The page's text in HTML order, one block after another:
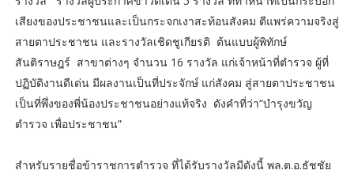
เสียงของประชาชนและเป็นกระจกเงาสะท้อนสังคม ตีแพร่ความจริงสู่
สายตาประชาชน และรางวัลเชิดชูเกียรติ ต้นแบบผู้พิทักษ์
สันติราษฎร์ สาขาต่างๆ จำนวน 16 รางวัล แก่เจ้าหน้าที่ตำรวจ ผู้ที่
ปฏิบัติงานดีเด่น มีผลงานเป็นที่ประจักษ์ แก่สังคม สู่สายตาประชาชน
เป็นที่พึ่งของพี่น้องประชาชนอย่างแท้จริง ดังคำที่ว่า“บำรุงขวัญ
ตำรวจ เพื่อประชาชน”
สำหรับรายชื่อข้าราชการตำรวจ ที่ได้รับรางวัลมีดังนี้ พล.ต.อ.ธัชชัย